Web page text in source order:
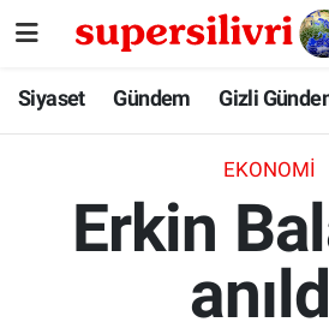
Siyaset Gündem Gizli
EKONOMI
Erkin
Siyaset
Gizli Gündem
İstanbul Nöbetçi Eczaneler
İstanbul Namaz Vakitleri
İstanbul Trafik Yoğunluk